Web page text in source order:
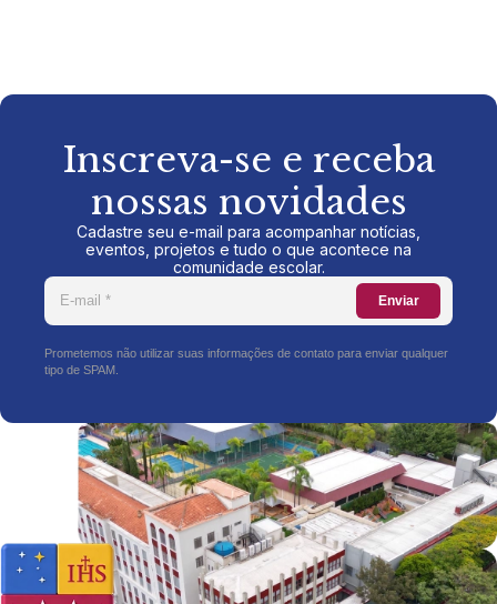
Inscreva-se e receba
nossas novidades
Cadastre seu e-mail para acompanhar notícias,
eventos, projetos e tudo o que acontece na
comunidade escolar.
Enviar
Prometemos não utilizar suas informações de contato para enviar qualquer
tipo de SPAM.